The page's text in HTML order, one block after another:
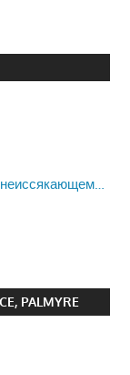
неиссякающем…
PALMYRE